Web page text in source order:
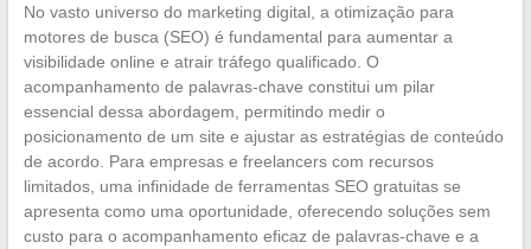
No vasto universo do marketing digital, a otimização para
motores de busca (SEO) é fundamental para aumentar a
visibilidade online e atrair tráfego qualificado. O
acompanhamento de palavras-chave constitui um pilar
essencial dessa abordagem, permitindo medir o
posicionamento de um site e ajustar as estratégias de conteúdo
de acordo. Para empresas e freelancers com recursos
limitados, uma infinidade de ferramentas SEO gratuitas se
apresenta como uma oportunidade, oferecendo soluções sem
custo para o acompanhamento eficaz de palavras-chave e a